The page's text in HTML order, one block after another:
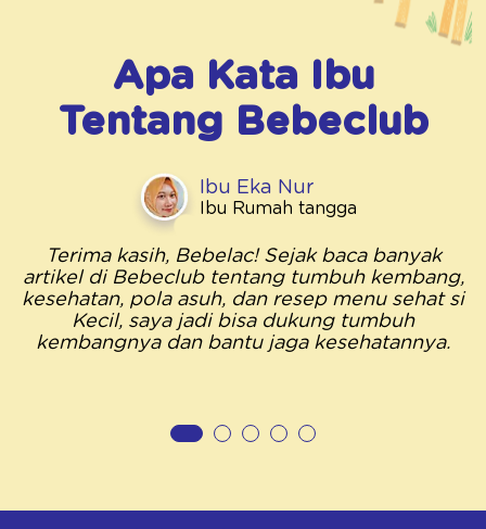
Apa Kata Ibu
Tentang Bebeclub
Ibu Eka Nur
Ibu Rumah tangga
Terima kasih, Bebelac! Sejak baca banyak
artikel di Bebeclub tentang tumbuh kembang,
kesehatan, pola asuh, dan resep menu sehat si
Kecil, saya jadi bisa dukung tumbuh
kembangnya dan bantu jaga kesehatannya.